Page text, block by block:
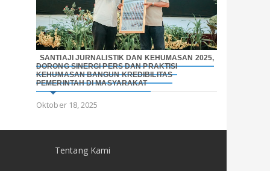
SANTIAJI JURNALISTIK DAN KEHUMASAN 2025,
DORONG SINERGI PERS DAN PRAKTISI
KEHUMASAN BANGUN KREDIBILITAS
PEMERINTAH DI MASYARAKAT
Oktober 18, 2025
Tentang Kami